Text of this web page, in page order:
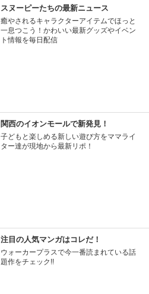
スヌーピーたちの最新ニュース
癒やされるキャラクターアイテムでほっと
一息つこう！かわいい最新グッズやイベン
ト情報を毎日配信
関西のイオンモールで新発見！
子どもと楽しめる新しい遊び方をママライ
ター達が現地から最新リポ！
注目の人気マンガはコレだ！
ウォーカープラスで今一番読まれている話
題作をチェック!!